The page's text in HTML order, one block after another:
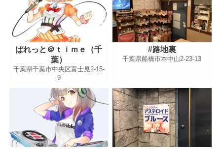
ぱれっと＠ｔｉｍｅ（千
葉）
千葉県千葉市中央区富士見2-15-
9
#路地裏
千葉県船橋市本中山2-23-13